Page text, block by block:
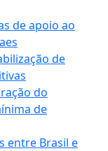
de apoio ao
de
do
de
entre Brasil e